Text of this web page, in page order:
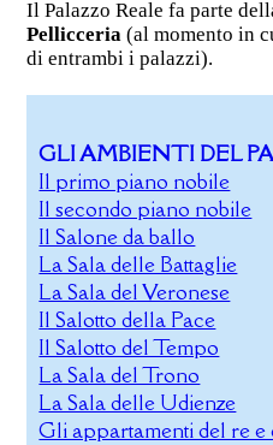
Il Palazzo Reale fa parte
Pellicceria (al momento in
di entrambi i palazzi).
GLI AMBIENTI DEL
Il primo piano nobile
Il secondo piano nobile
Il Salone da ballo
La Sala delle Battaglie
La Sala del Veronese
Il Salotto della Pace
Il Salotto del Tempo
La Sala del Trono
La Sala delle Udienze
Gli appartamenti del re e